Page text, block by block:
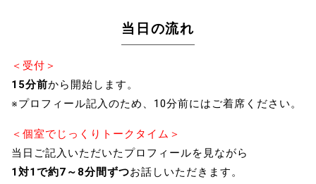
当日の流れ
＜受付＞
15分前から開始します。
※プロフィール記入のため、10分前にはご着席ください。
＜個室でじっくりトークタイム＞
当日ご記入いただいたプロフィールを見ながら
1対1で約7～8分間ずつお話しいただきます。